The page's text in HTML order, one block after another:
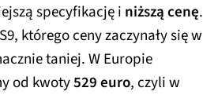
specyfikację i niższą cenę.
którego ceny zaczynały się w
taniej. W Europie
od kwoty529 euro, czyli w